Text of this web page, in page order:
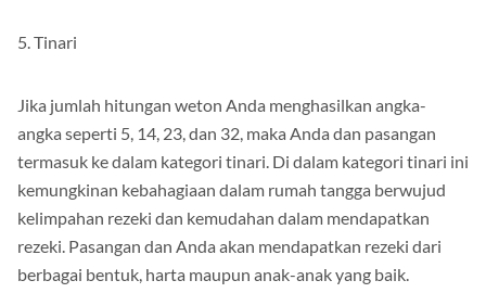
5. Tinari
Jika jumlah hitungan weton Anda menghasilkan angka-
angka seperti 5, 14, 23, dan 32, maka Anda dan pasangan
termasuk ke dalam kategori tinari. Di dalam kategori tinari ini
kemungkinan kebahagiaan dalam rumah tangga berwujud
kelimpahan rezeki dan kemudahan dalam mendapatkan
rezeki. Pasangan dan Anda akan mendapatkan rezeki dari
berbagai bentuk, harta maupun anak-anak yang baik.